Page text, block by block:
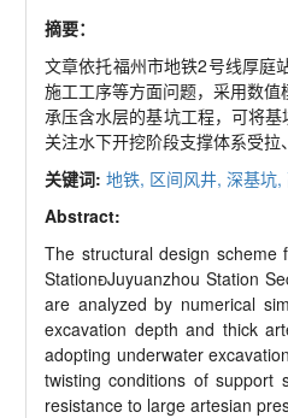
摘要：
文章依托福州市地铁2号线厚庭
施工工序等方面问题，采用数
承压含水层的基坑工程，可将
关注水下开挖阶段支撑体系受
关键词: 地铁, 区间风井, 深基坑,
Abstract:
The structural design scheme
StationJuyuanzhou Station
are analyzed by numerical
excavation depth and thick
adopting underwater
twisting conditions of support
resistance to large artesian